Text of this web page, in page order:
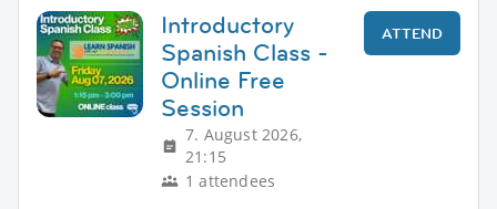
Introductory
Spanish Class -
Online Free
Session
7. August 2026,
21:15
1 attendees
ATTEND